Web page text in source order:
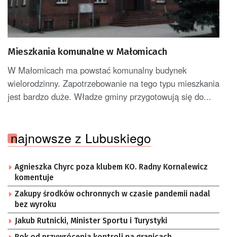
Mieszkania komunalne w Małomicach
W Małomicach ma powstać komunalny budynek
wielorodzinny. Zapotrzebowanie na tego typu mieszkania
jest bardzo duże. Władze gminy przygotowują się do...
najnowsze z Lubuskiego
Agnieszka Chyrc poza klubem KO. Radny Kornalewicz
komentuje
Zakupy środków ochronnych w czasie pandemii nadal
bez wyroku
Jakub Rutnicki, Minister Sportu i Turystyki